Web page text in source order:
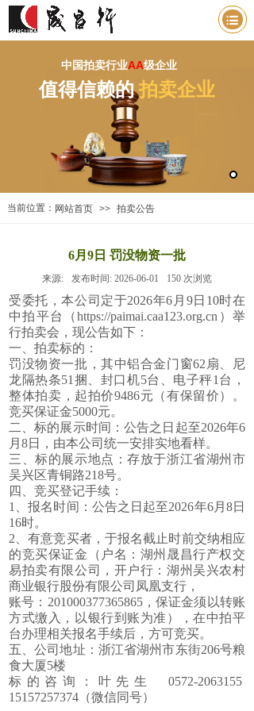
中国拍卖行业AA级企业
值得信赖的拍卖企业
网站首页 >> 拍卖公告
当前位置：
6月9日 罚没物资一批
来源: 发布时间: 2026-06-01 150 次浏览
受委托，本公司定于2026年6月9日10时在
中拍平台（https://paimai.caa123.org.cn）举
行拍卖会，现公告如下：
一、拍卖标的：
罚没物资一批，其中铝合金门窗62扇、尼
龙隔热条51捆、封口机5台、电子秤1台，
整体拍卖，起拍价9486元（有保留价）。
竞买保证金5000元。
二、标的展示时间：公告之日起至2026年6
月8日，由本公司统一安排实地看样。
三、标的展示地点：存放于浙江省湖州市
吴兴区青铜路218号。
四、竞买登记手续：
1、报名时间：公告之日起至2026年6月8日
16时。
2、有意竞买者，于报名截止时前交纳相应
的竞买保证金（户名：湖州晟昌行产权交
易拍卖有限公司，开户行：湖州吴兴农村
商业银行股份有限公司凤凰支行，
账号：201000377365865，保证金须以转账
方式缴入，以银行到账为准），在中拍平
台办理相关报名手续后，方可竞买。
五、公司地址：浙江省湖州市东街206号粮
食大厦5楼
标的咨询：叶先生 0572-2063155
15157257374（微信同号）